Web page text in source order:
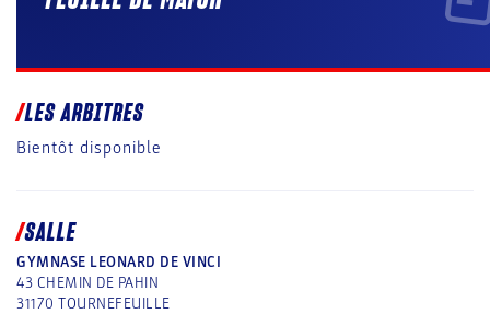
LES ARBITRES
Bientôt disponible
SALLE
GYMNASE LEONARD DE VINCI
43 CHEMIN DE PAHIN
31170 TOURNEFEUILLE